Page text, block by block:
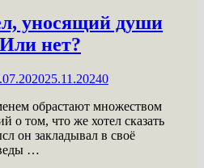
уносящий души
нет?
25.11.20240
обрастают множеством
о том, что же хотел сказать
он закладывал в своё
…